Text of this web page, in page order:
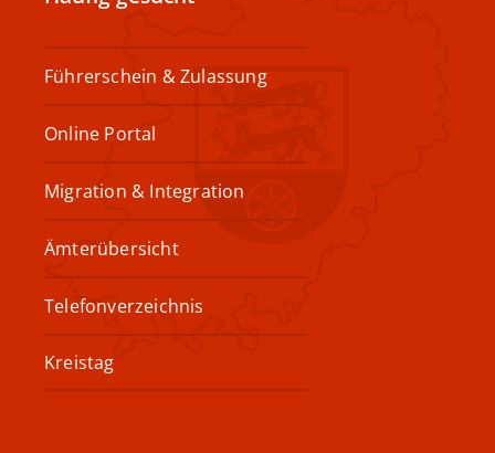
Führerschein & Zulassung
Online Portal
Migration & Integration
Ämterübersicht
Telefonverzeichnis
Kreistag